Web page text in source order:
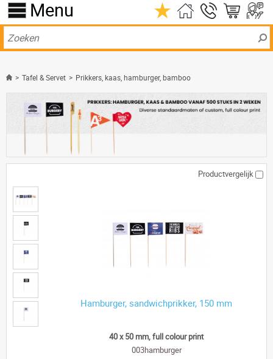
Menu
> Tafel & Servet > Prikkers, kaas, hamburger, bamboo
Productvergelijk
Hamburger, sandwichprikker, 150 mm
40 x 50 mm, full colour print
003hamburger